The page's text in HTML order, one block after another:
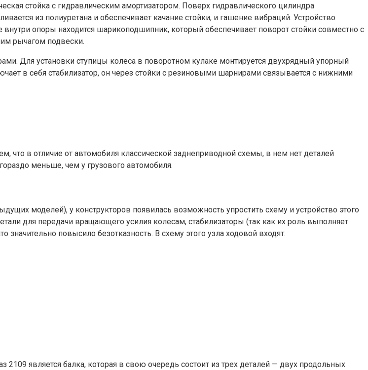
стойка с гидравлическим амортизатором. Поверх гидравлического цилиндра
из полиуретана и обеспечивает качание стойки, и гашение вибраций. Устройство
опоры находится шарикоподшипник, который обеспечивает поворот стойки совместно с
рычагом подвески.
Для установки ступицы колеса в поворотном кулаке монтируется двухрядный упорный
в себя стабилизатор, он через стойки с резиновыми шарнирами связывается с нижними
что в отличие от автомобиля классической заднеприводной схемы, в нем нет деталей
меньше, чем у грузового автомобиля.
моделей), у конструкторов появилась возможность упростить схему и устройство этого
для передачи вращающего усилия колесам, стабилизаторы (так как их роль выполняет
повысило безотказность. В схему этого узла ходовой входят:
является балка, которая в свою очередь состоит из трех деталей — двух продольных